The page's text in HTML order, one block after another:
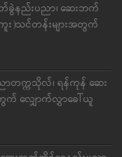
နည်းပညာ၊ ဆေးဘက်
ကူး)သင်တန်းများအတွက်
ာတက္ကသိုလ်၊ ရန်ကုန် ဆေး
လျှောက်လွှာခေါ်ယူ